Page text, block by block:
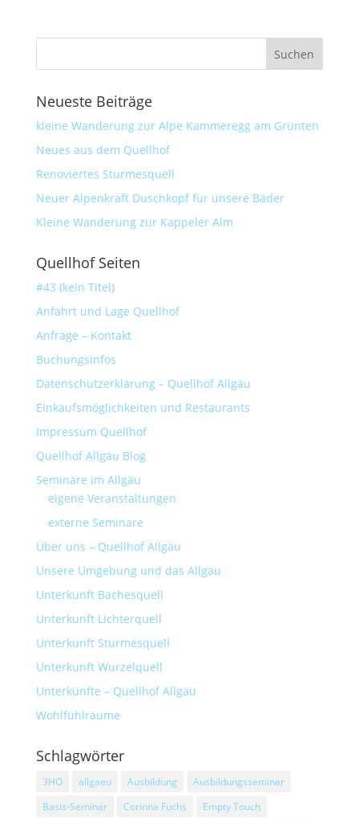
Neueste Beiträge
kleine Wanderung zur Alpe Kammeregg am Grünten
Neues aus dem Quellhof
Renoviertes Sturmesquell
Neuer Alpenkraft Duschkopf für unsere Bäder
Kleine Wanderung zur Kappeler Alm
Quellhof Seiten
#43 (kein Titel)
Anfahrt und Lage Quellhof
Anfrage – Kontakt
Buchungsinfos
Datenschutzerklärung – Quellhof Allgäu
Einkaufsmöglichkeiten und Restaurants
Impressum Quellhof
Quellhof Allgäu Blog
Seminare im Allgäu
eigene Veranstaltungen
externe Seminare
Über uns – Quellhof Allgäu
Unsere Umgebung und das Allgäu
Unterkunft Bachesquell
Unterkunft Lichterquell
Unterkunft Sturmesquell
Unterkunft Wurzelquell
Unterkünfte – Quellhof Allgäu
Wohlfühlräume
Schlagwörter
3HO allgaeu Ausbildung
Ausbildungsseminar
Basis-Seminar
Corinna Fuchs
Empty Touch